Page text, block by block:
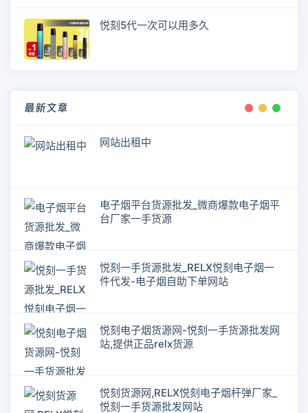
悦刻5代一次可以用多久
最新文章
网站出租中
电子烟平台货源批发_微商爆款电子烟平
台厂家一手货源
悦刻一手货源批发_RELX悦刻电子烟一
件代发-电子烟自助下单网站
悦刻电子烟货源网-悦刻一手货源批发网
站,提供正品relx货源
悦刻货源网,RELX悦刻电子烟杆弹厂家_
悦刻一手货源批发网站